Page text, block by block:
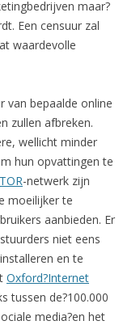
maar?
Een censuur zal
waardevolle
van bepaalde online
zullen afbreken.
wellicht minder
hun opvattingen te
TOR-netwerk zijn
moeilijker te
aanbieden. Er
niet eens
en te
Oxford?Internet
tussen de?100.000
media?en het